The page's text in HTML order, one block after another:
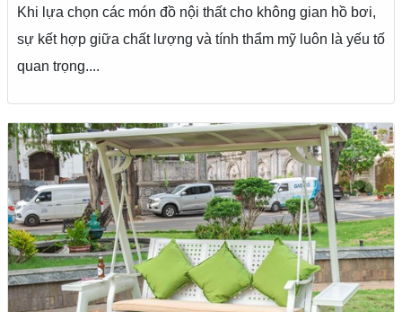
Khi lựa chọn các món đồ nội thất cho không gian hồ bơi,
sự kết hợp giữa chất lượng và tính thẩm mỹ luôn là yếu tố
quan trọng....